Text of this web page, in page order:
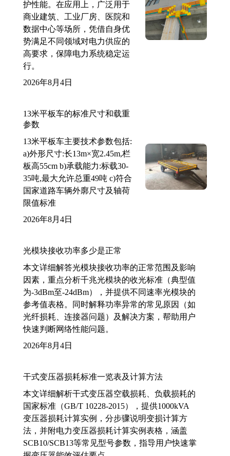
护性能。在应用上，广泛用于
商业建筑、工业厂房、医院和
数据中心等场所，凭借自身优
势满足不同领域对电力供应的
高要求，保障电力系统稳定运
行。
2026年8月4日
13米平板车的标准尺寸和载重
参数
13米平板车主要技术参数包括:
a)外形尺寸:长13m×宽2.45m,栏
板高55cm b)承载能力:标载30-
35吨,最大允许总重49吨 c)符合
国家道路车辆外廓尺寸及轴荷
限值标准
2026年8月4日
光模块接收功率多少是正常
本文详细解答光模块接收功率的正常范围及影响
因素，重点分析千兆光模块的收光标准（典型值
为-3dBm至-24dBm），并提供不同速率光模块的
参考值表格。同时解释功率异常的常见原因（如
光纤损耗、连接器问题）及解决方案，帮助用户
快速判断网络性能问题。
2026年8月4日
干式变压器损耗标准一览表及计算方法
本文详细解析干式变压器空载损耗、负载损耗的
国家标准（GB/T 10228-2015），提供1000kVA
变压器损耗计算实例，分步骤说明变损计算方
法，并附电力变压器损耗计算实例表格，涵盖
SCB10/SCB13等常见型号参数，指导用户快速掌